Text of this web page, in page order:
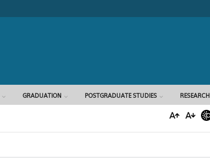
Search form
GRADUATION POSTGRADUATE STUDIES RESEARCH